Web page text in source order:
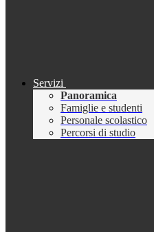
Servizi
Panoramica
Famiglie e studenti
Personale scolastico
Percorsi di studio